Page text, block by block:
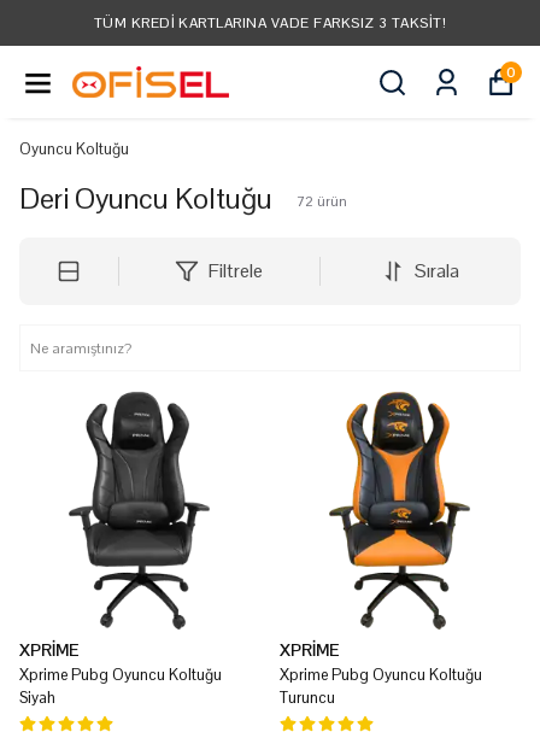
TÜM KREDI KARTLARINA VADE FARKSIZ 3 TAKSIT!
0
Oyuncu Koltuğu
Deri Oyuncu Koltuğu 72 ürün
Filtrele Sırala
XPRİME
Xprime Pubg Oyuncu Koltuğu
Siyah
XPRİME
Xprime Pubg Oyuncu Koltuğu
Turuncu